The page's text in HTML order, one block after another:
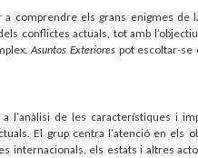
comprendre els grans enigmes de
conflictes actuals, tot amb
Asuntos Exteriores pot escoltar-se
l’anàlisi de les característiques i
El grup centra l’atenció en els
internacionals, els estats i altres